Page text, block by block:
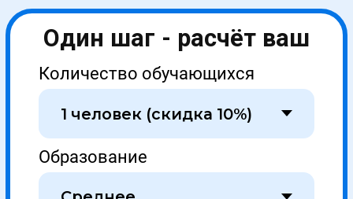
Этапы сделки
1
Первичная
консультация
Оставьте заявку на сайте или позвоните по
телефону, наш менеджер расскажет и
согласует условия обучения